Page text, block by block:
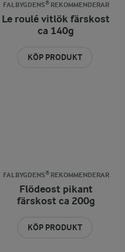
FALBYGDENS® REKOMMENDERAR
Le roulé vitlök färskost
ca 140g
KÖP PRODUKT
FALBYGDENS® REKOMMENDERAR
Flödeost pikant
färskost ca 200g
KÖP PRODUKT